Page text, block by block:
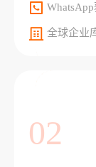
全球企业
02